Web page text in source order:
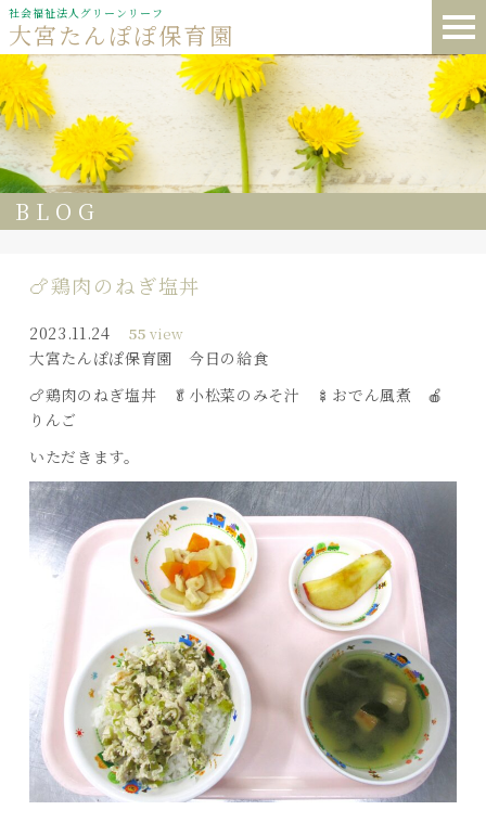
社会福祉法人グリーンリーフ
大宮たんぽぽ保育園
BLOG
🍗鶏肉のねぎ塩丼
2023.11.24 55 view
大宮たんぽぽ保育園 今日の給食
🍗鶏肉のねぎ塩丼 🥬小松菜のみそ汁 🍢おでん風煮 🍎
りんご
いただきます。